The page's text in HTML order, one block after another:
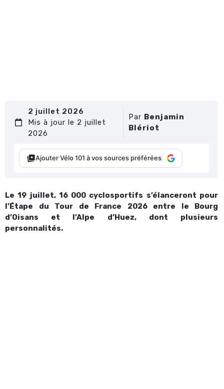
2 juillet 2026
Mis à jour le 2 juillet
2026
Par Benjamin
Blériot
Ajouter Vélo 101 à vos sources préférées
Le 19 juillet, 16 000 cyclosportifs s’élanceront pour
l’Étape du Tour de France 2026 entre le Bourg
d’Oisans et l’Alpe d’Huez, dont plusieurs
personnalités.